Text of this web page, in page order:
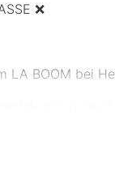
❌
LA BOOM bei
und einer
Up für euch!